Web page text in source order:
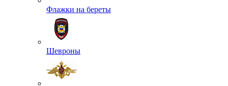
Флажки на береты
Шевроны